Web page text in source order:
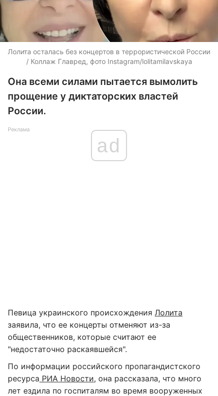
Лолита осталась без концертов в террористической России
/ Коллаж Главред, фото Instagram/lolitamilavskaya
Она всеми силами пытается вымолить
прощение у диктаторских властей
России.
Реклама
ad
Певица украинского происхождения Лолита
заявила, что ее концерты отменяют из-за
общественников, которые считают ее
"недостаточно раскаявшейся".
По информации российского пропагандистского
ресурса РИА Новости, она рассказала, что много
лет ездила по госпиталям во время вооруженных